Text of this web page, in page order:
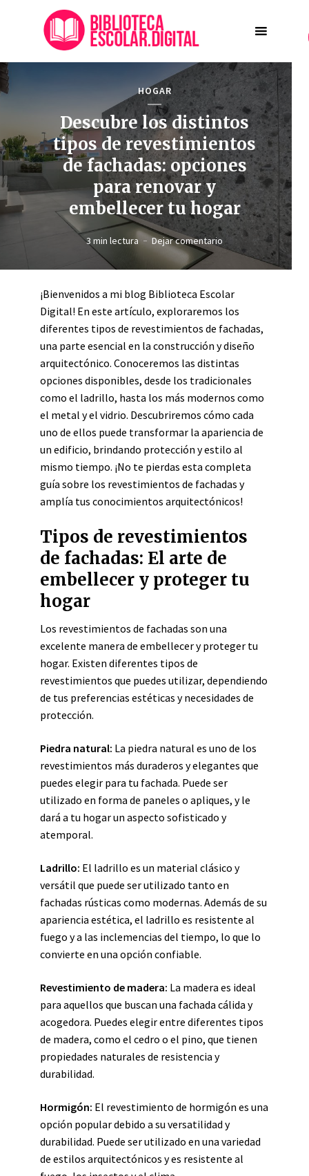
HOGAR
Descubre los distintos
tipos de revestimientos
de fachadas: opciones
para renovar y
embellecer tu hogar
3 min lectura Dejar comentario
¡Bienvenidos a mi blog Biblioteca Escolar
Digital! En este artículo, exploraremos los
diferentes tipos de revestimientos de fachadas,
una parte esencial en la construcción y diseño
arquitectónico. Conoceremos las distintas
opciones disponibles, desde los tradicionales
como el ladrillo, hasta los más modernos como
el metal y el vidrio. Descubriremos cómo cada
uno de ellos puede transformar la apariencia de
un edificio, brindando protección y estilo al
mismo tiempo. ¡No te pierdas esta completa
guía sobre los revestimientos de fachadas y
amplía tus conocimientos arquitectónicos!
Tipos de revestimientos
de fachadas: El arte de
embellecer y proteger tu
hogar
Los revestimientos de fachadas son una
excelente manera de embellecer y proteger tu
hogar. Existen diferentes tipos de
revestimientos que puedes utilizar, dependiendo
de tus preferencias estéticas y necesidades de
protección.
Piedra natural: La piedra natural es uno de los
revestimientos más duraderos y elegantes que
puedes elegir para tu fachada. Puede ser
utilizado en forma de paneles o apliques, y le
dará a tu hogar un aspecto sofisticado y
atemporal.
Ladrillo: El ladrillo es un material clásico y
versátil que puede ser utilizado tanto en
fachadas rústicas como modernas. Además de su
apariencia estética, el ladrillo es resistente al
fuego y a las inclemencias del tiempo, lo que lo
convierte en una opción confiable.
Revestimiento de madera: La madera es ideal
para aquellos que buscan una fachada cálida y
acogedora. Puedes elegir entre diferentes tipos
de madera, como el cedro o el pino, que tienen
propiedades naturales de resistencia y
durabilidad.
Hormigón: El revestimiento de hormigón es una
opción popular debido a su versatilidad y
durabilidad. Puede ser utilizado en una variedad
de estilos arquitectónicos y es resistente al